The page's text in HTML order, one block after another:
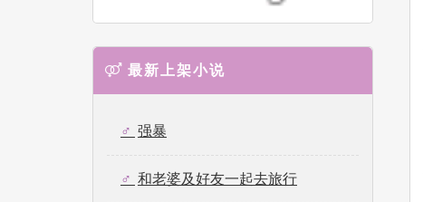
最新上架小说
强暴
和老婆及好友一起去旅行